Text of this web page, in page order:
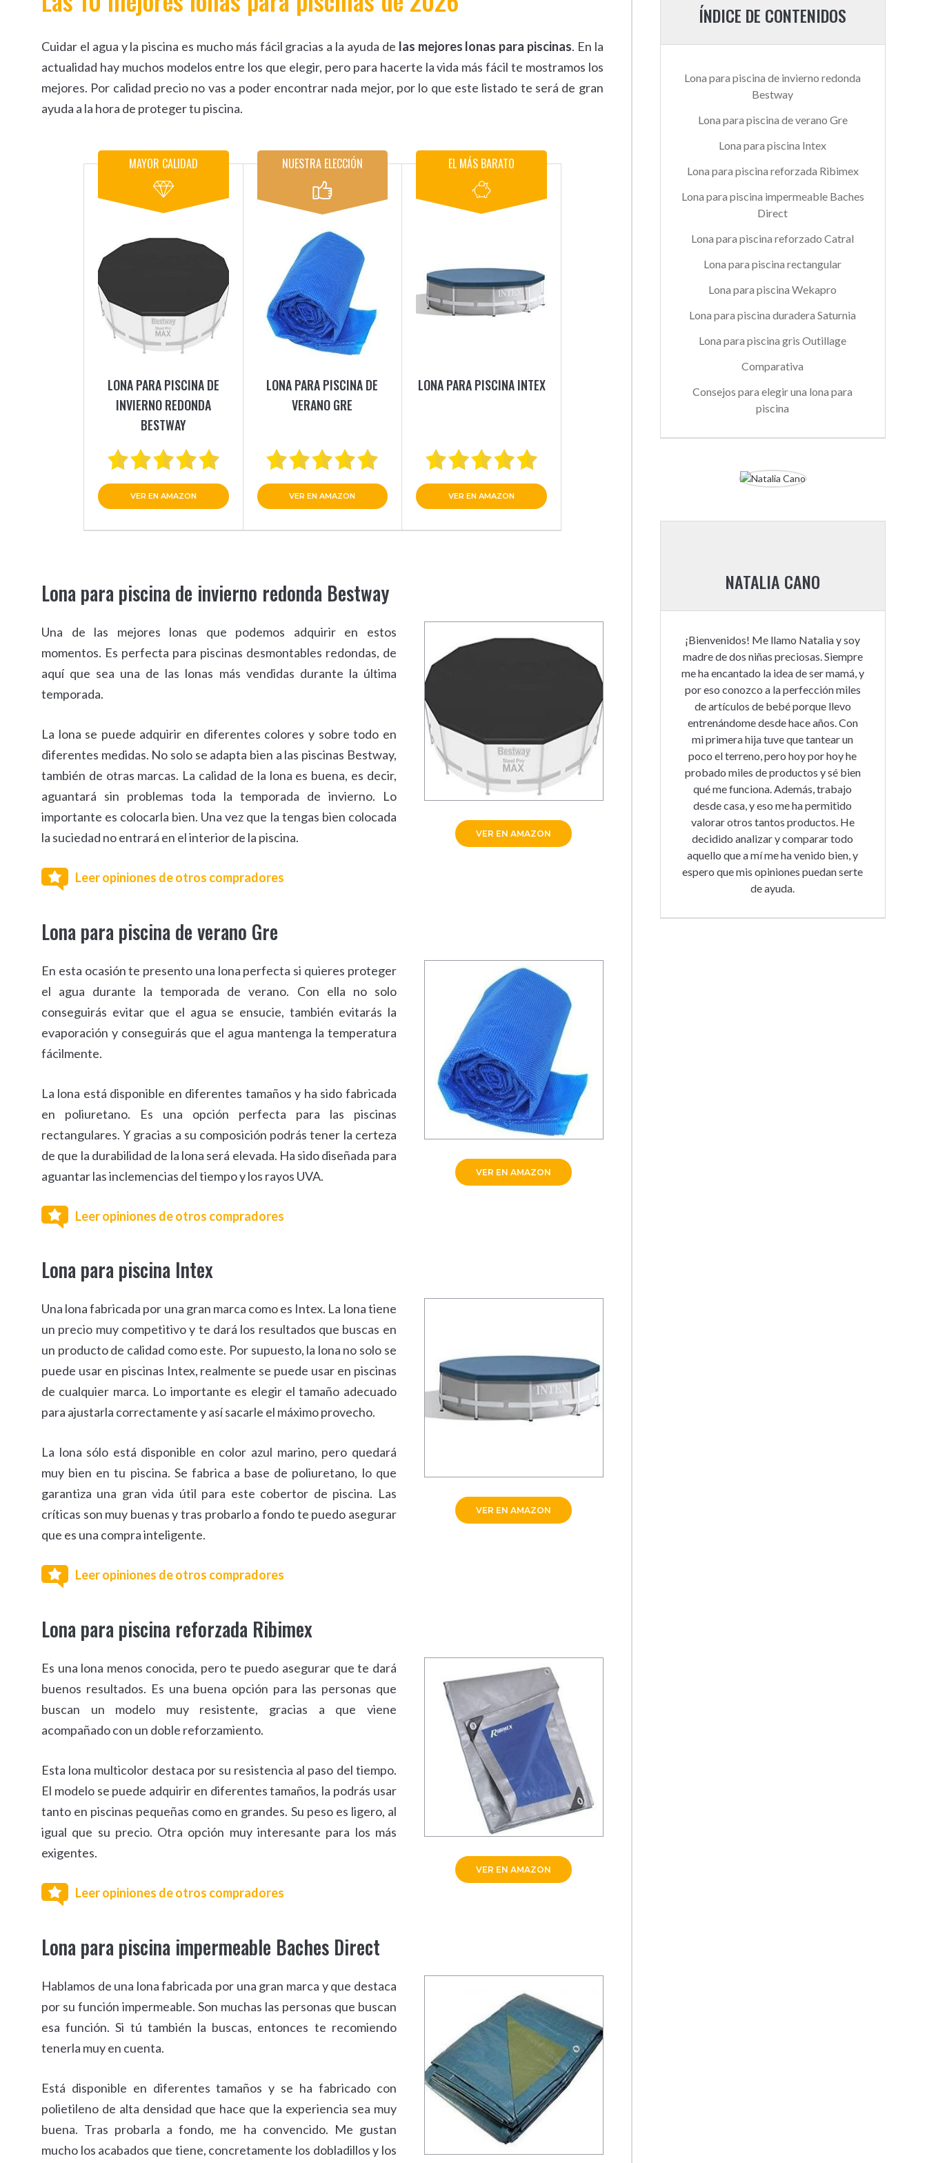
Cuidar el agua y la piscina es mucho más fácil gracias a la ayuda de las mejores lonas para piscinas. En la
actualidad hay muchos modelos entre los que elegir, pero para hacerte la vida más fácil te mostramos los
mejores. Por calidad precio no vas a poder encontrar nada mejor, por lo que este listado te será de gran
ayuda a la hora de proteger tu piscina.
MAYOR CALIDAD
LONA PARA PISCINA DE
INVIERNO REDONDA
BESTWAY
VER EN AMAZON
NUESTRA ELECCIÓN
LONA PARA PISCINA DE
VERANO GRE
VER EN AMAZON
EL MÁS BARATO
LONA PARA PISCINA INTEX
VER EN AMAZON
Lona para piscina de invierno redonda Bestway
VER EN AMAZON
Una de las mejores lonas que podemos adquirir en estos
momentos. Es perfecta para piscinas desmontables redondas, de
aquí que sea una de las lonas más vendidas durante la última
temporada.
La lona se puede adquirir en diferentes colores y sobre todo en
diferentes medidas. No solo se adapta bien a las piscinas Bestway,
también de otras marcas. La calidad de la lona es buena, es decir,
aguantará sin problemas toda la temporada de invierno. Lo
importante es colocarla bien. Una vez que la tengas bien colocada
la suciedad no entrará en el interior de la piscina.
Leer opiniones de otros compradores
Lona para piscina de verano Gre
VER EN AMAZON
En esta ocasión te presento una lona perfecta si quieres proteger
el agua durante la temporada de verano. Con ella no solo
conseguirás evitar que el agua se ensucie, también evitarás la
evaporación y conseguirás que el agua mantenga la temperatura
fácilmente.
La lona está disponible en diferentes tamaños y ha sido fabricada
en poliuretano. Es una opción perfecta para las piscinas
rectangulares. Y gracias a su composición podrás tener la certeza
de que la durabilidad de la lona será elevada. Ha sido diseñada para
aguantar las inclemencias del tiempo y los rayos UVA.
Leer opiniones de otros compradores
Lona para piscina Intex
VER EN AMAZON
Una lona fabricada por una gran marca como es Intex. La lona tiene
un precio muy competitivo y te dará los resultados que buscas en
un producto de calidad como este. Por supuesto, la lona no solo se
puede usar en piscinas Intex, realmente se puede usar en piscinas
de cualquier marca. Lo importante es elegir el tamaño adecuado
para ajustarla correctamente y así sacarle el máximo provecho.
La lona sólo está disponible en color azul marino, pero quedará
muy bien en tu piscina. Se fabrica a base de poliuretano, lo que
garantiza una gran vida útil para este cobertor de piscina. Las
críticas son muy buenas y tras probarlo a fondo te puedo asegurar
que es una compra inteligente.
Leer opiniones de otros compradores
Lona para piscina reforzada Ribimex
VER EN AMAZON
Es una lona menos conocida, pero te puedo asegurar que te dará
buenos resultados. Es una buena opción para las personas que
buscan un modelo muy resistente, gracias a que viene
acompañado con un doble reforzamiento.
Esta lona multicolor destaca por su resistencia al paso del tiempo.
El modelo se puede adquirir en diferentes tamaños, la podrás usar
tanto en piscinas pequeñas como en grandes. Su peso es ligero, al
igual que su precio. Otra opción muy interesante para los más
exigentes.
Leer opiniones de otros compradores
Lona para piscina impermeable Baches Direct
Hablamos de una lona fabricada por una gran marca y que destaca
por su función impermeable. Son muchas las personas que buscan
esa función. Si tú también la buscas, entonces te recomiendo
tenerla muy en cuenta.
Está disponible en diferentes tamaños y se ha fabricado con
polietileno de alta densidad que hace que la experiencia sea muy
buena. Tras probarla a fondo, me ha convencido. Me gustan
mucho los acabados que tiene, concretamente los dobladillos y los
ÍNDICE DE CONTENIDOS
Lona para piscina de invierno redonda
Bestway
Lona para piscina de verano Gre
Lona para piscina Intex
Lona para piscina reforzada Ribimex
Lona para piscina impermeable Baches
Direct
Lona para piscina reforzado Catral
Lona para piscina rectangular
Lona para piscina Wekapro
Lona para piscina duradera Saturnia
Lona para piscina gris Outillage
Comparativa
Consejos para elegir una lona para
piscina
NATALIA CANO
¡Bienvenidos! Me llamo Natalia y soy
madre de dos niñas preciosas. Siempre
me ha encantado la idea de ser mamá, y
por eso conozco a la perfección miles
de artículos de bebé porque llevo
entrenándome desde hace años. Con
mi primera hija tuve que tantear un
poco el terreno, pero hoy por hoy he
probado miles de productos y sé bien
qué me funciona. Además, trabajo
desde casa, y eso me ha permitido
valorar otros tantos productos. He
decidido analizar y comparar todo
aquello que a mí me ha venido bien, y
espero que mis opiniones puedan serte
de ayuda.